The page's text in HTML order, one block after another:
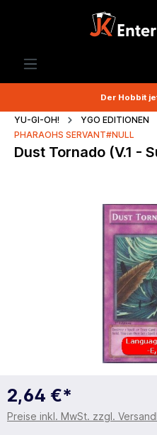
Der Hobbit
YU-GI-OH! YGO EDITIONEN
PHARAOHS SERVANT#NULL
Dust Tornado (V.1 -
2,64 €*
Preise inkl. MwSt. zzgl.